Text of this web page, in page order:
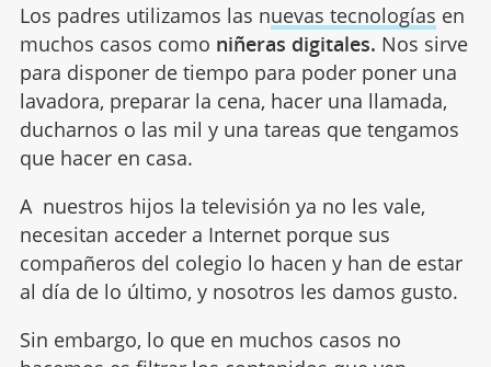
Los padres utilizamos las nuevas tecnologías en
muchos casos como niñeras digitales. Nos sirve
para disponer de tiempo para poder poner una
lavadora, preparar la cena, hacer una llamada,
ducharnos o las mil y una tareas que tengamos
que hacer en casa.
A nuestros hijos la televisión ya no les vale,
necesitan acceder a Internet porque sus
compañeros del colegio lo hacen y han de estar
al día de lo último, y nosotros les damos gusto.
Sin embargo, lo que en muchos casos no